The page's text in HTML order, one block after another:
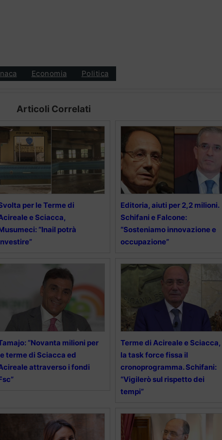
Economia Politica
Articoli Correlati
per le Terme di
e Sciacca,
“Inail potrà
Editoria, aiuti per 2,2 milioni.
Schifani e Falcone:
“Sosteniamo innovazione e
occupazione”
“Novanta milioni per
terme di Sciacca ed
attraverso i fondi
Terme di Acireale e Sciacca,
la task force fissa il
cronoprogramma. Schifani:
“Vigilerò sul rispetto dei
tempi”